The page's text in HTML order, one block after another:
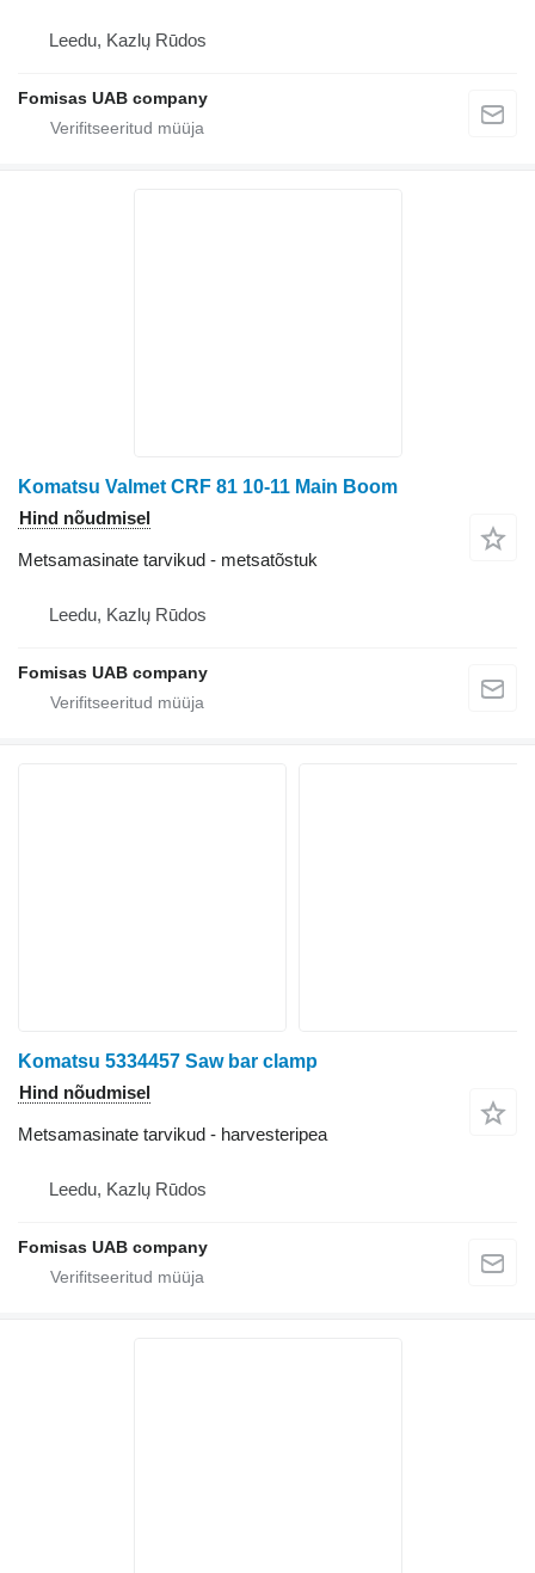
Leedu, Kazlų Rūdos
Fomisas UAB company
Komatsu Valmet CRF 81 10-11 Main Boom
Hind nõudmisel
Metsamasinate tarvikud - metsatõstuk
Leedu, Kazlų Rūdos
Fomisas UAB company
Komatsu 5334457 Saw bar clamp
Hind nõudmisel
Metsamasinate tarvikud - harvesteripea
Leedu, Kazlų Rūdos
Fomisas UAB company